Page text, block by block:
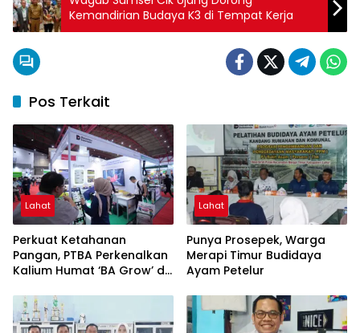
Kemandirian Budaya K3 di Tempat Kerja
Pos Terkait
Lahat
Perkuat Ketahanan
Pangan, PTBA Perkenalkan
Kalium Humat ‘BA Grow’ di
Lahat
Punya Prosepek, Warga
Merapi Timur Budidaya
Ayam Petelur